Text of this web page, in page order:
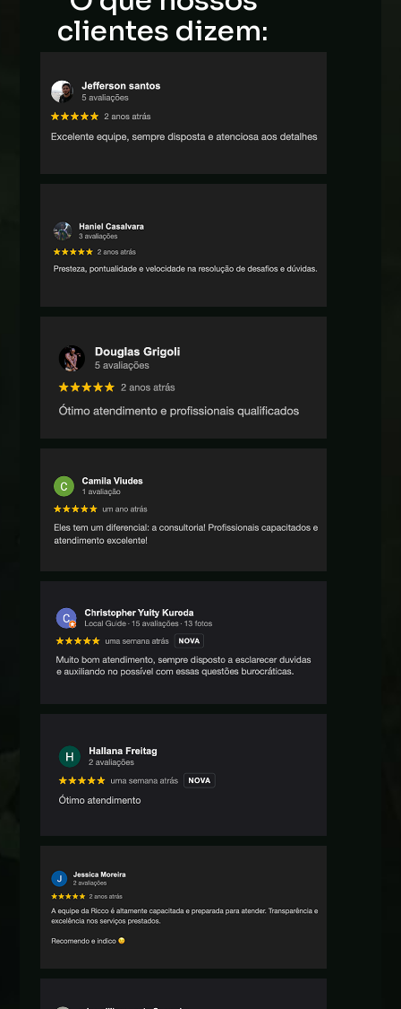
clientes dizem: